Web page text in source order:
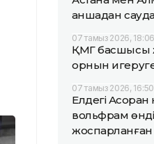
қаншадан
07 тамыз 2026, 18:06
ҚМГ басшысы
орнын игеруге
07 тамыз 2026, 16:50
Елдегі
вольфрам
жоспарланған